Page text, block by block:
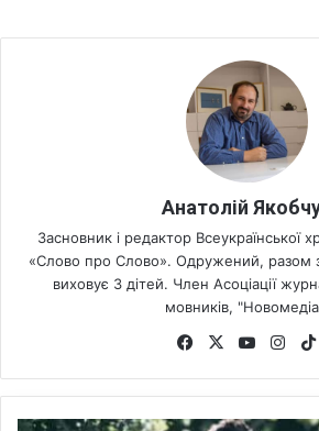
Анатолій
Засновник і редактор Всеукраїнської
«Слово про Слово». Одружений,
виховує 3 дітей. Член Асоціації
мовників,
Fa
bo
ok
X
Yo
ub
e
Ins
ra
m